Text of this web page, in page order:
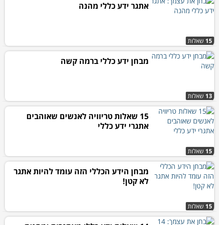
15 שאלות
אתגר ידע כללי מהנה
13 שאלות
מבחן ידע כללי ברמה קשה
15 שאלות
15 שאלות טריוויה לאנשים שאוהבים
אתגרי ידע כללי
15 שאלות
מבחן הידע הכללי הזה עומד להיות אתגר
לא קטן!